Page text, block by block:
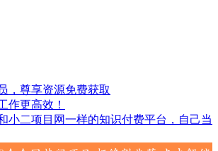
，尊享资源免费获取
作更高效！
小二项目网一样的知识付费平台，自己当